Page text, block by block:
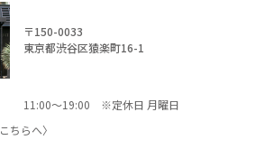
〒150-0033
東京都渋谷区猿楽町16-1
11:00～19:00 ※定休日 月曜日
こちらへ〉